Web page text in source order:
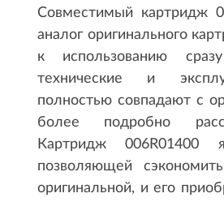
Совместимый картридж
аналог оригинального
к использованию
технические и
полностью совпадают с
более подробно
Картридж 006R01400
позволяющей
оригинальной, и его